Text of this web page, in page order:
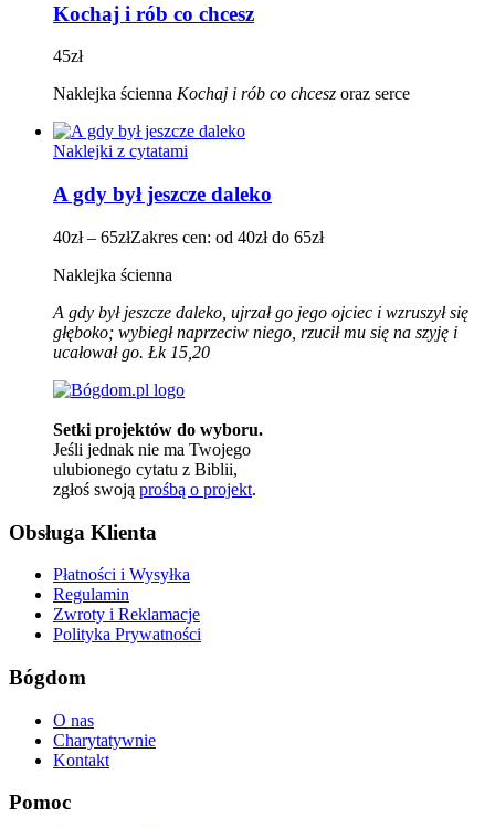
Kochaj i rób co chcesz
45zł
Naklejka ścienna Kochaj i rób co chcesz oraz serce
Naklejki z cytatami
A gdy był jeszcze daleko
40zł – 65złZakres cen: od 40zł do 65zł
Naklejka ścienna
A gdy był jeszcze daleko, ujrzał go jego ojciec i wzruszył się
głęboko; wybiegł naprzeciw niego, rzucił mu się na szyję i
ucałował go. Łk 15,20
Setki projektów do wyboru.
Jeśli jednak nie ma Twojego
ulubionego cytatu z Biblii,
zgłoś swoją prośbą o projekt.
Obsługa Klienta
Płatności i Wysyłka
Regulamin
Zwroty i Reklamacje
Polityka Prywatności
Bógdom
O nas
Charytatywnie
Kontakt
Pomoc